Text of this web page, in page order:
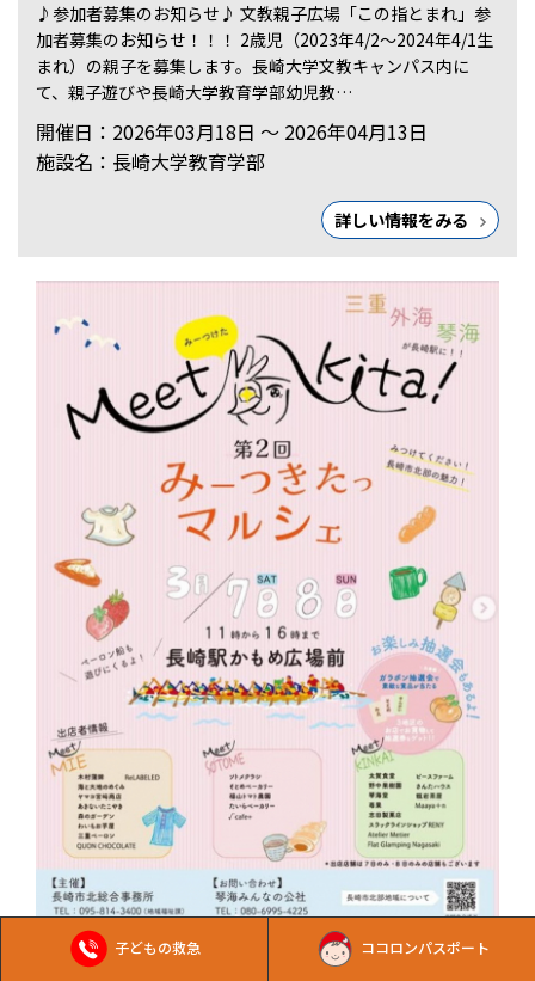
子どもの救急 ココロンパスポート
♪参加者募集のお知らせ♪ 文教親子広場「この指とまれ」参
加者募集のお知らせ！！！ 2歳児（2023年4/2〜2024年4/1生
まれ）の親子を募集します。長崎大学文教キャンパス内に
て、親子遊びや長崎大学教育学部幼児教…
開催日：2026年03月18日 ～ 2026年04月13日
施設名：長崎大学教育学部
詳しい情報をみる
長崎市